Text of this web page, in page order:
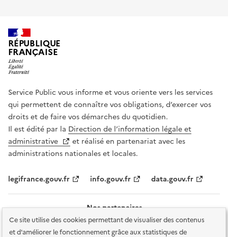
Ce site utilise des cookies permettant de visualiser des contenus
et d'améliorer le fonctionnement grâce aux statistiques de
RÉPUBLIQUE
FRANÇAISE
Service Public vous informe et vous oriente vers les services
qui permettent de connaître vos obligations, d’exercer vos
droits et de faire vos démarches du quotidien.
Il est édité par la Direction de l’information légale et
administrative
et réalisé en partenariat avec les
administrations nationales et locales.
legifrance.gouv.fr info.gouv.fr data.gouv.fr
Nos partenaires